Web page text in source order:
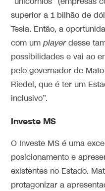
superior a 1 bilhão de
Tesla. Então, a
com umplayerdesse
possibilidades e vai ao
pelo governador de
Riedel, que é ter um
inclusivo”.
Investe MS
O Investe MS é uma
posicionamento e
existentes no Estado.
protagonizar a